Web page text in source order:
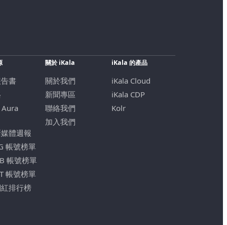
書
體週報
帳號榜單
帳號榜單
帳號榜單
排行榜
關於 iKala
關於我們
新聞專區
聯絡我們
加入我們
iKala 的產品
iKala Cloud
iKala CDP
Kolr